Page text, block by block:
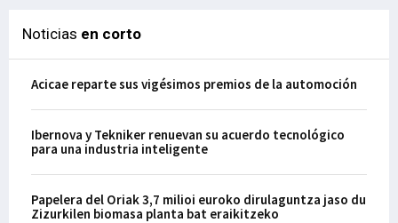
Noticias en corto
Acicae reparte sus vigésimos premios de la automoción
Ibernova y Tekniker renuevan su acuerdo tecnológico
para una industria inteligente
Papelera del Oriak 3,7 milioi euroko dirulaguntza jaso du
Zizurkilen biomasa planta bat eraikitzeko